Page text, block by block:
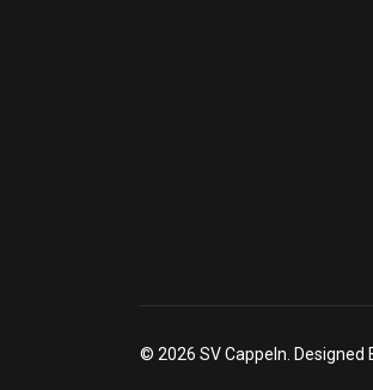
© 2026 SV Cappeln. Designed